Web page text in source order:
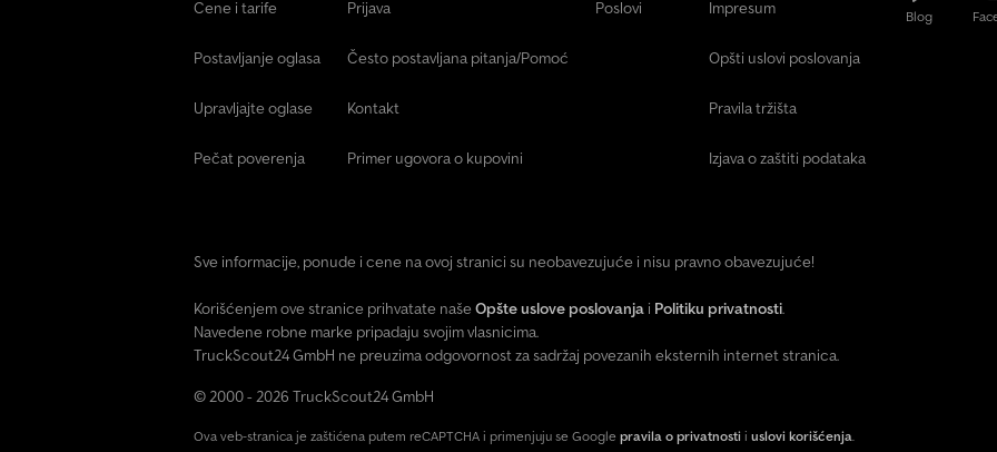
Cene i tarife
Postavljanje oglasa
Upravljajte oglase
Pečat poverenja
Prijava
Često postavljana pitanja/Pomoć
Kontakt
Primer ugovora o kupovini
Poslovi Impresum
Opšti uslovi poslovanja
Pravila tržišta
Izjava o zaštiti podataka
Blog
Sve informacije, ponude i cene na ovoj stranici su neobavezujuće i nisu pravno obavezujuće!
Korišćenjem ove stranice prihvatate naše Opšte uslove poslovanja i Politiku privatnosti.
Navedene robne marke pripadaju svojim vlasnicima.
TruckScout24 GmbH ne preuzima odgovornost za sadržaj povezanih eksternih internet stranica.
© 2000 - 2026 TruckScout24 GmbH
Ova veb-stranica je zaštićena putem reCAPTCHA i primenjuju se Google pravila o privatnosti i uslovi korišćenja.